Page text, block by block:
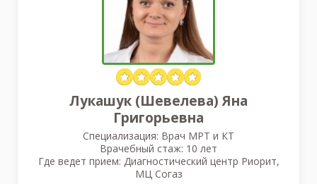
Лукашук (Шевелева) Яна
Григорьевна
Специализация: Врач МРТ и КТ
Врачебный стаж: 10 лет
Где ведет прием: Диагностический центр Риорит,
МЦ Согаз